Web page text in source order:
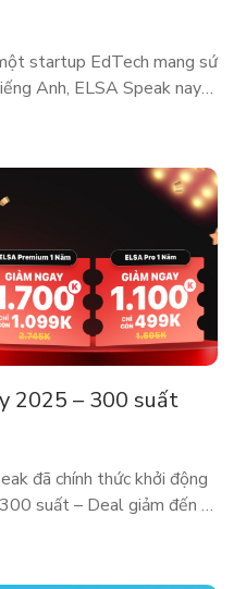
startup EdTech mang sứ
Anh, ELSA Speak nay
âm và giao tiếp ứng dụng
nhiều quốc gia tin tưởng
2025 – 300 suất
đã chính thức khởi động
suất – Deal giảm đến 5
biệt trong năm để sở
Pro với giá ưu đãi hiếm